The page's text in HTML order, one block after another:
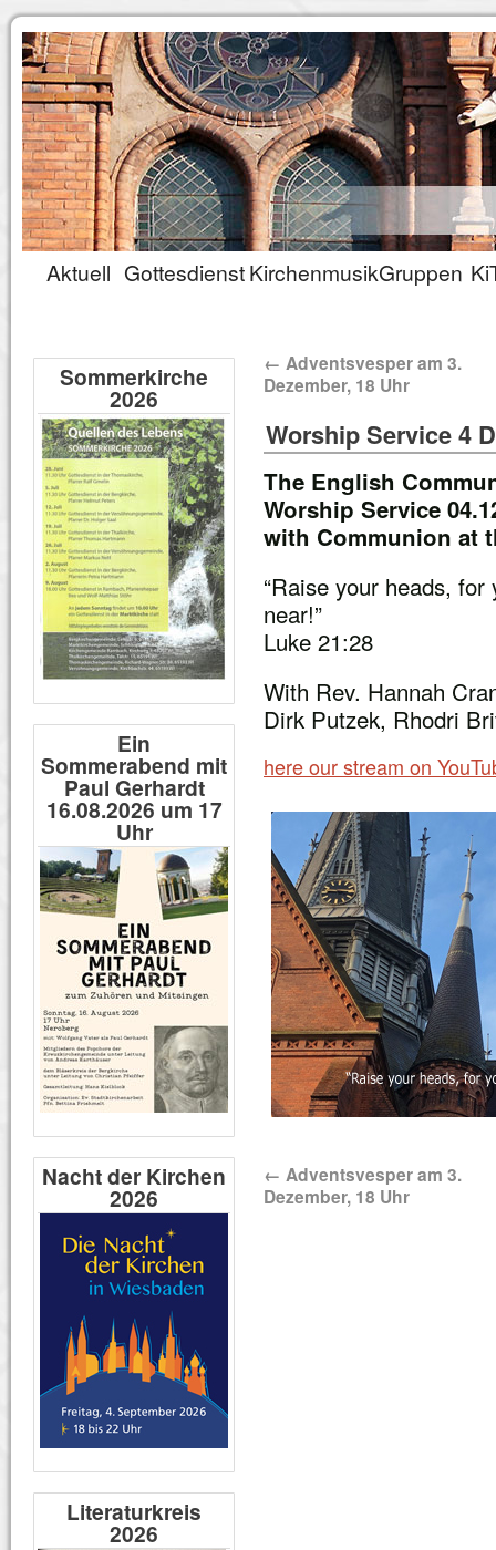
Aktuell GottesdienstKirchenmusikGruppen
← Adventsvesper am 3.
Dezember, 18 Uhr
Worship Service 4
The English
Worship Service
with Communion at
“Raise your heads,
near!”
Luke 21:28
With Rev. Hannah
Dirk Putzek, Rhodri
here our stream on
← Adventsvesper am 3.
Dezember, 18 Uhr
Sommerkirche
2026
Ein
Sommerabend mit
Paul Gerhardt
16.08.2026 um 17
Uhr
Nacht der Kirchen
2026
Literaturkreis
2026